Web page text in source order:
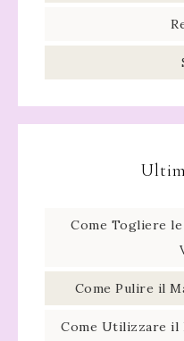
Come Togliere
Come Pulire il
Come Utilizzare il